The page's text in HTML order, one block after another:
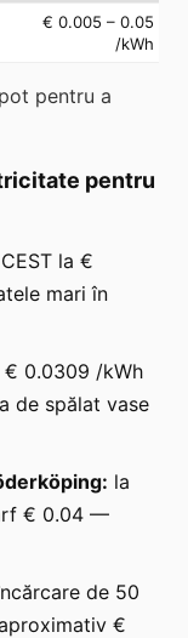
€ 0.005 – 0.05
/kWh
pentru a
pentru
la €
mari în
€ 0.0309 /kWh
de spălat vase
la
€ 0.04 —
de 50
€